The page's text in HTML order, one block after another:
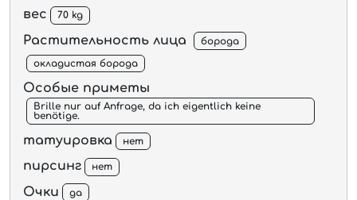
вес 70 kg
Растительность лица борода
окладистая борода
Особые приметы
Brille nur auf Anfrage, da ich eigentlich keine
benötige.
татуировка нет
пирсинг нет
Очки да